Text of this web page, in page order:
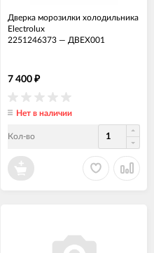
Дверка морозилки холодильника
Electrolux
2251246373 — ДВЕХ001
7 400 ₽
Нет в наличии
Кол-во